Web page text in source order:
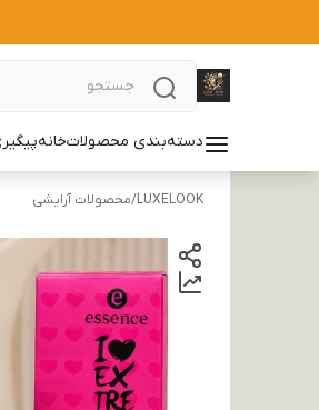
دسته‌بندی محصولاتخانه
LUXELOOK
/محصولات آرایشی